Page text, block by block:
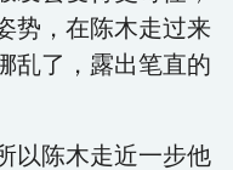
势，在陈木走过来
乱了，露出笔直的
以陈木走近一步他